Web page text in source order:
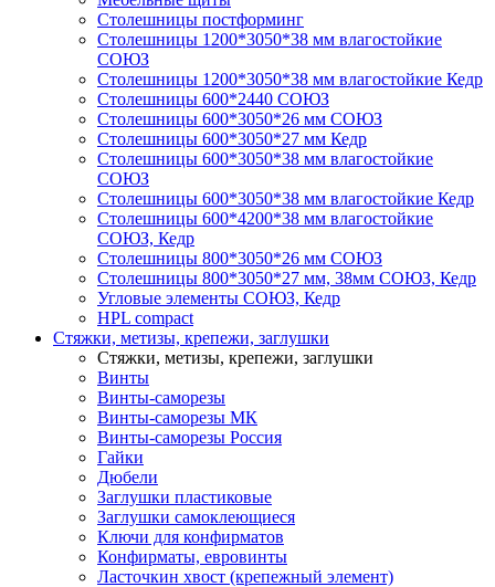
Столешницы постформинг
Столешницы 1200*3050*38 мм влагостойкие
СОЮЗ
Столешницы 1200*3050*38 мм влагостойкие Кедр
Столешницы 600*2440 СОЮЗ
Столешницы 600*3050*26 мм СОЮЗ
Столешницы 600*3050*27 мм Кедр
Столешницы 600*3050*38 мм влагостойкие
СОЮЗ
Столешницы 600*3050*38 мм влагостойкие Кедр
Столешницы 600*4200*38 мм влагостойкие
СОЮЗ, Кедр
Столешницы 800*3050*26 мм СОЮЗ
Столешницы 800*3050*27 мм, 38мм СОЮЗ, Кедр
Угловые элементы СОЮЗ, Кедр
HPL compact
Стяжки, метизы, крепежи, заглушки
Стяжки, метизы, крепежи, заглушки
Винты
Винты-саморезы
Винты-саморезы МК
Винты-саморезы Россия
Гайки
Дюбели
Заглушки пластиковые
Заглушки самоклеющиеся
Ключи для конфирматов
Конфирматы, евровинты
Ласточкин хвост (крепежный элемент)